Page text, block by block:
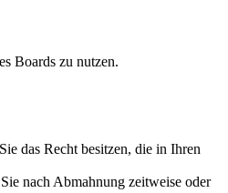
Boards zu nutzen.
das Recht besitzen, die in Ihren
nach Abmahnung zeitweise oder